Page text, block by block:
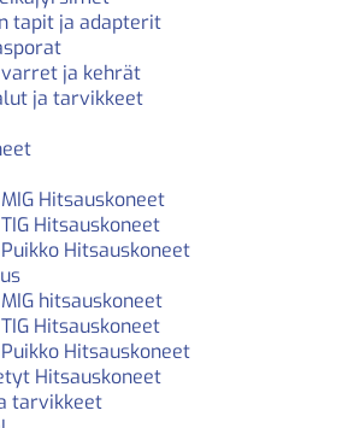
tapit ja adapterit
ja kehrät
ja tarvikkeet
MIG Hitsauskoneet
TIG Hitsauskoneet
Puikko Hitsauskoneet
MIG hitsauskoneet
TIG Hitsauskoneet
Puikko Hitsauskoneet
Hitsauskoneet
tarvikkeet